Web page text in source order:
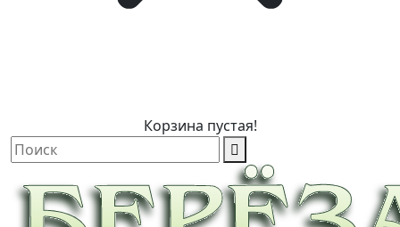
Корзина пустая!